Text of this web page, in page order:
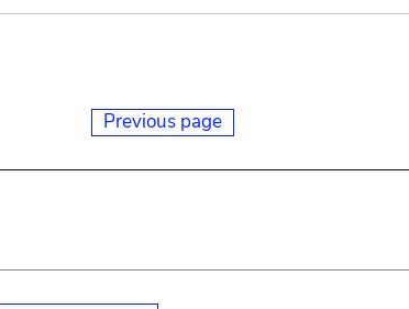
Previous page